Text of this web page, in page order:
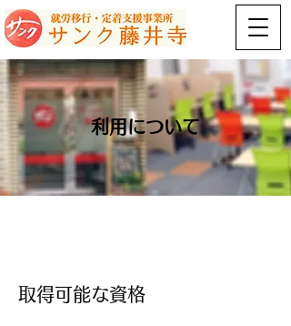
利用について
取得可能な資格